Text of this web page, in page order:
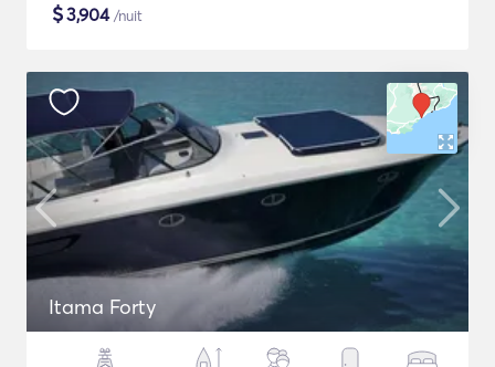
$3,904/nuit
Itama Forty